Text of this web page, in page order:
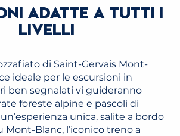
ADATTE A TUTTI I
LIVELLI
di Saint-Gervais Mont-
ideale per le escursioni in
ben segnalati vi guideranno
foreste alpine e pascoli di
unica, salite a bordo
Mont-Blanc, l’iconico treno a